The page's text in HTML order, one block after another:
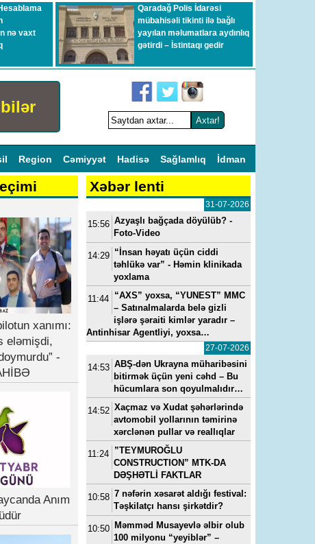
nə vaxt
Qaradağ Polis İdarəsi
mübahisəli tikinti ilə bağlı
yayılan məlumatlara aydınlıq
gətirdi – İstintaqı gedir
Region Cəmiyyət Hadisə Sağlamlıq İdman
xanımı:
eləmişdi,
-
Anım
Xəbər lenti
31-07-2026
15:56 Azyaşlı bağçada döyülüb? -
Foto-Video
14:29 “İnsan həyatı üçün ciddi
təhlükə var” - Həmin klinikada
yoxlama
11:44 “AXS” yoxsa, “YUNEST” MMC
– Satınalmalarda belə gizli
işlərə şəraiti kimlər yaradır –
Antinhisar Agentliyi, yoxsa…
27-07-2026
14:53 ABŞ-dən Ukrayna müharibəsini
bitirmək üçün yeni cəhd – Bu
hücumlara son qoyulmalıdır…
14:52 Xaçmaz və Xudat şəhərlərində
avtomobil yollarının təmirinə
xərclənən pullar və reallıqlar
11:24 ”TEYMUROĞLU
CONSTRUCTION” MTK-DA
DƏŞHƏTLİ FAKTLAR
10:58 7 nəfərin xəsarət aldığı festival:
Təşkilatçı hansı şirkətdir?
10:50 Məmməd Musayevlə əlbir olub
100 milyonu “yeyiblər” –